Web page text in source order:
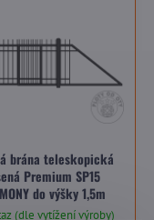
brána teleskopická
Premium SP15
do výšky 1,5m
(dle vytížení výroby)